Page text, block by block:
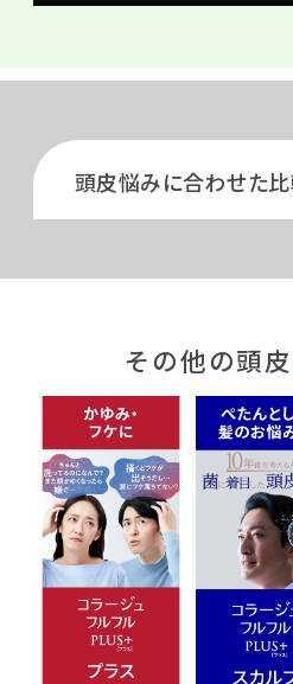
頭皮悩みに合わせた
その他の頭